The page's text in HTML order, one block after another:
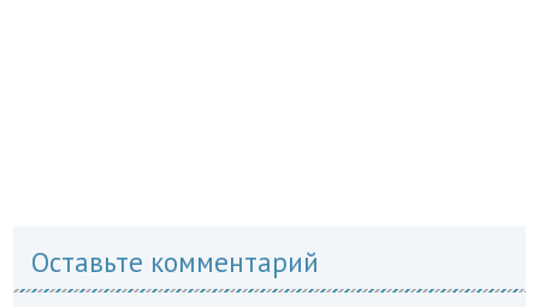
Оставьте комментарий